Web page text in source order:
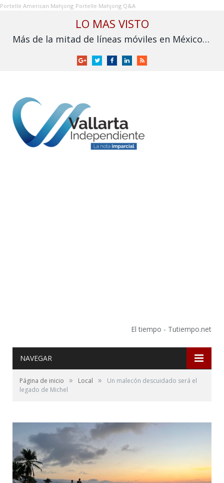
Portelle American Mahjong Portelle Mahjong Q&A
LO MAS VISTO
Más de la mitad de líneas móviles en México aún no se vinculan a la CURP
GoogleTwitterFacebookLinkedInRSS
El tiempo - Tutiempo.net
NAVEGAR
Página de inicio » Local »
Un malecón descuidado será el
legado de Michel